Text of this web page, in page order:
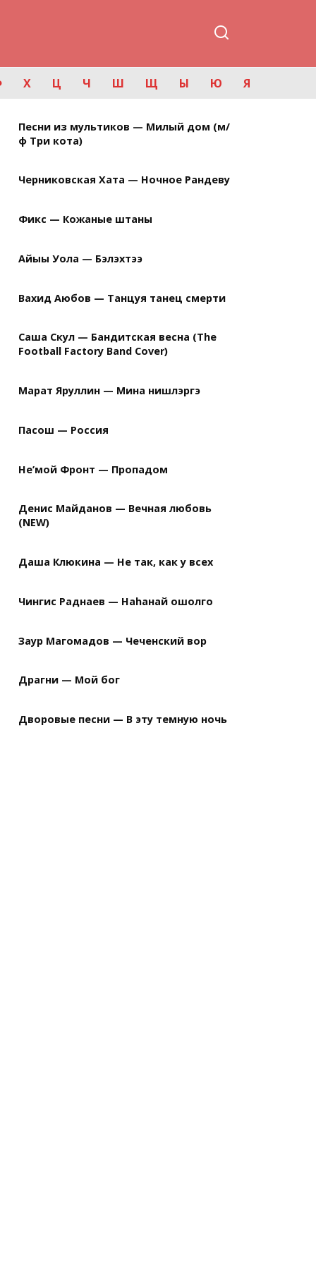
Х Ц Ч Ш Щ Ы Ю Я
Песни из мультиков — Милый дом (м/
ф Три кота)
Черниковская Хата — Ночное Рандеву
Фикс — Кожаные штаны
Айыы Уола — Бэлэхтээ
Вахид Аюбов — Танцуя танец смерти
Саша Скул — Бандитская весна (The
Football Factory Band Cover)
Марат Яруллин — Мина нишлэргэ
Пасош — Россия
Не’мой Фронт — Пропадом
Денис Майданов — Вечная любовь
(NEW)
Даша Клюкина — Не так, как у всех
Чингис Раднаев — Наhанай ошолго
Заур Магомадов — Чеченский вор
Драгни — Мой бог
Дворовые песни — В эту темную ночь